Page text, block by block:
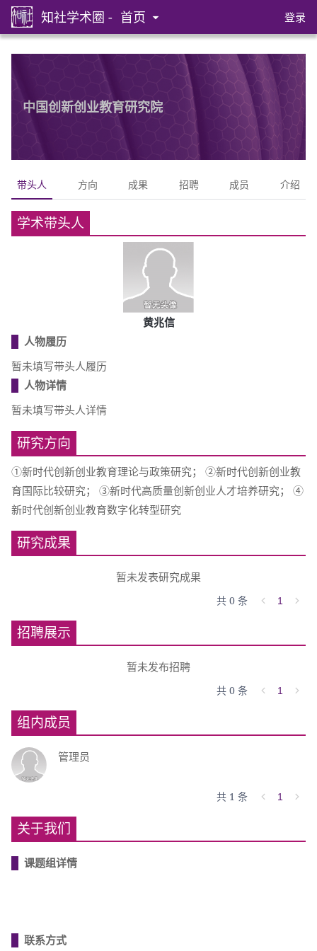
知社学术圈 - 首页 登录
中国创新创业教育研究院
带头人 方向 成果 招聘 成员 介绍
学术带头人
黄兆信
人物履历
暂未填写带头人履历
人物详情
暂未填写带头人详情
研究方向
①新时代创新创业教育理论与政策研究； ②新时代创新创业教
育国际比较研究； ③新时代高质量创新创业人才培养研究； ④
新时代创新创业教育数字化转型研究
研究成果
暂未发表研究成果
共 0 条 1
招聘展示
暂未发布招聘
共 0 条 1
组内成员
管理员
共 1 条 1
关于我们
课题组详情
联系方式